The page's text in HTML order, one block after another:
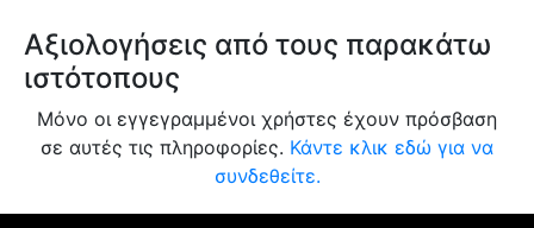
Αξιολογήσεις από τους παρακάτω
ιστότοπους
Μόνο οι εγγεγραμμένοι χρήστες έχουν πρόσβαση
σε αυτές τις πληροφορίες. Κάντε κλικ εδώ για να
συνδεθείτε.